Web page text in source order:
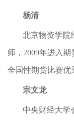
杨清
北京物资学院
师，2009年进入
全国性期货比赛优
宗文龙
中央财经大学